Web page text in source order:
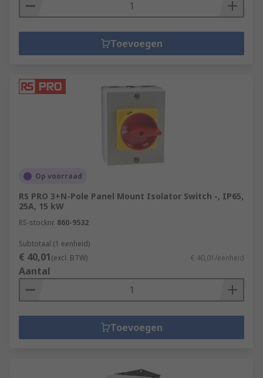
Toevoegen
Op voorraad
RS PRO 3+N-Pole Panel Mount Isolator Switch -, IP65,
25A, 15 kW
RS-stocknr. 860-9532
Subtotaal (1 eenheid)
€ 40,01(excl. BTW) € 40,01/eenheid
Aantal
Toevoegen